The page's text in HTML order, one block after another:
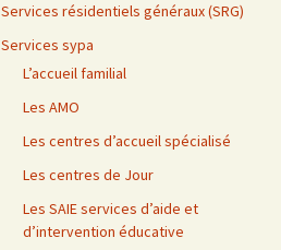
Services résidentiels généraux (SRG)
Services sypa
L’accueil familial
Les AMO
Les centres d’accueil spécialisé
Les centres de Jour
Les SAIE services d’aide et
d’intervention éducative